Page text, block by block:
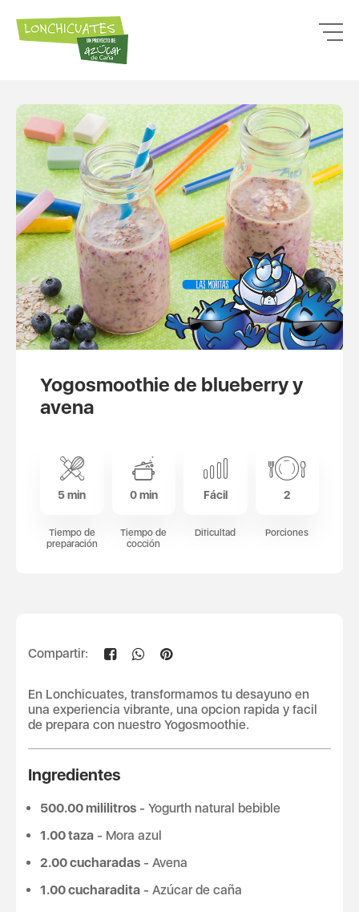
Yogosmoothie de blueberry y
avena
5 min
Tiempo de
preparación
0 min
Tiempo de
cocción
Fácil
Dificultad
2
Porciones
Compartir:
En Lonchicuates, transformamos tu desayuno en
una experiencia vibrante, una opcion rapida y facil
de prepara con nuestro Yogosmoothie.
Ingredientes
500.00 mililitros - Yogurth natural bebible
1.00 taza - Mora azul
2.00 cucharadas - Avena
1.00 cucharadita - Azúcar de caña